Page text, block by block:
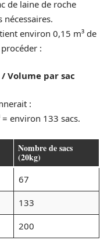
de laine de roche
environ 0,15 m³ de
:
Volume par sac
:
environ 133 sacs.
Nombre de sacs
(20kg)
67
133
200